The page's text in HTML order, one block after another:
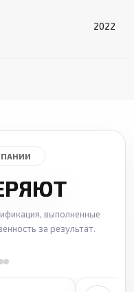
2022
выполненные
за результат.